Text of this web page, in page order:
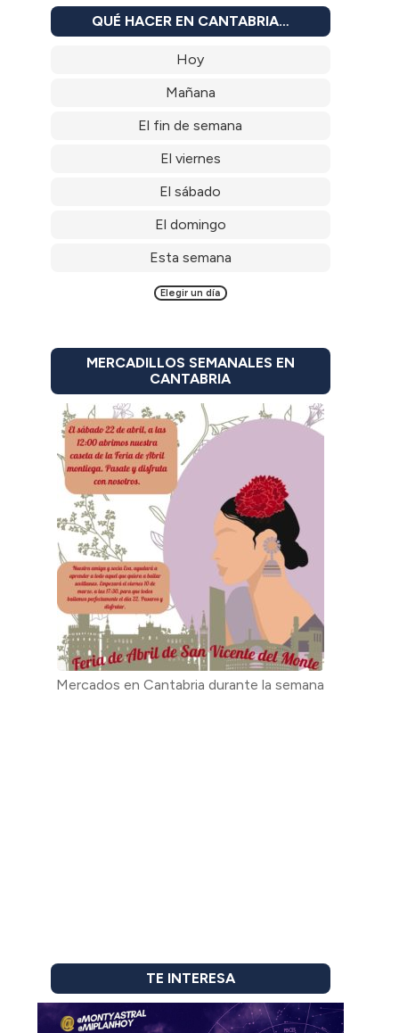
QUÉ HACER EN CANTABRIA…
Hoy
Mañana
El fin de semana
El viernes
El sábado
El domingo
Esta semana
Elegir un día
MERCADILLOS SEMANALES EN
CANTABRIA
Mercados en Cantabria durante la semana
TE INTERESA